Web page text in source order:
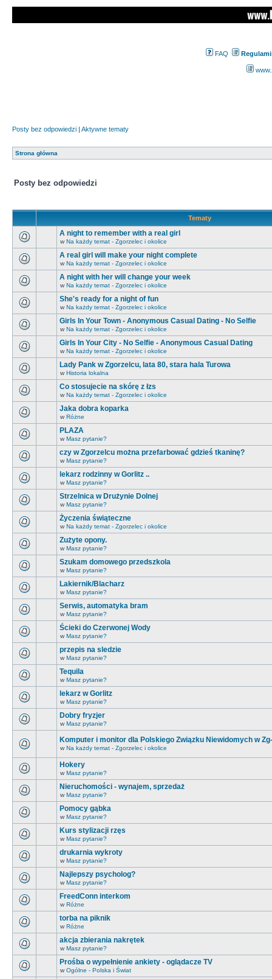
FAQ
Posty bez odpowiedzi | Aktywne tematy
Strona główna
Posty bez odpowiedzi
Tematy
A night to remember with a real girl
w Na każdy temat - Zgorzelec i okolice
A real girl will make your night complete
w Na każdy temat - Zgorzelec i okolice
A night with her will change your week
w Na każdy temat - Zgorzelec i okolice
She's ready for a night of fun
w Na każdy temat - Zgorzelec i okolice
Girls In Your Town - Anonymous Casual Dating - No Selfie
w Na każdy temat - Zgorzelec i okolice
Girls In Your City - No Selfie - Anonymous Casual Dating
w Na każdy temat - Zgorzelec i okolice
Lady Pank w Zgorzelcu, lata 80, stara hala Turowa
w Historia lokalna
Co stosujecie na skórę z łzs
w Na każdy temat - Zgorzelec i okolice
Jaka dobra koparka
w Różne
PLAZA
w Masz pytanie?
czy w Zgorzelcu można przefarbować gdzieś tkaninę?
w Masz pytanie?
lekarz rodzinny w Gorlitz ..
w Masz pytanie?
Strzelnica w Drużynie Dolnej
w Masz pytanie?
Życzenia świąteczne
w Na każdy temat - Zgorzelec i okolice
Zużyte opony.
w Masz pytanie?
Szukam domowego przedszkola
w Masz pytanie?
Lakiernik/Blacharz
w Masz pytanie?
Serwis, automatyka bram
w Masz pytanie?
Ścieki do Czerwonej Wody
w Masz pytanie?
przepis na sledzie
w Masz pytanie?
Tequila
w Masz pytanie?
lekarz w Gorlitz
w Masz pytanie?
Dobry fryzjer
w Masz pytanie?
Komputer i monitor dla Polskiego Związku Niewidomych w
w Na każdy temat - Zgorzelec i okolice
Hokery
w Masz pytanie?
Nieruchomości - wynajem, sprzedaż
w Masz pytanie?
Pomocy gąbka
w Masz pytanie?
Kurs stylizacji rzęs
w Masz pytanie?
drukarnia wykroty
w Masz pytanie?
Najlepszy psycholog?
w Masz pytanie?
FreedConn interkom
w Różne
torba na piknik
w Różne
akcja zbierania nakrętek
w Masz pytanie?
Prośba o wypełnienie ankiety - oglądacze TV
w Ogólne - Polska i Świat